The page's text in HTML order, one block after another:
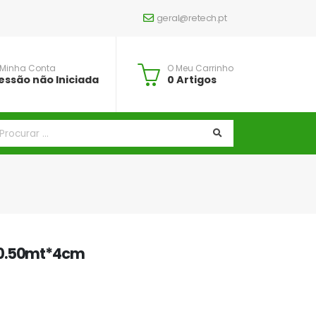
geral@retech.pt
Conta
não Iniciada
O Meu Carrinho
0 Artigos